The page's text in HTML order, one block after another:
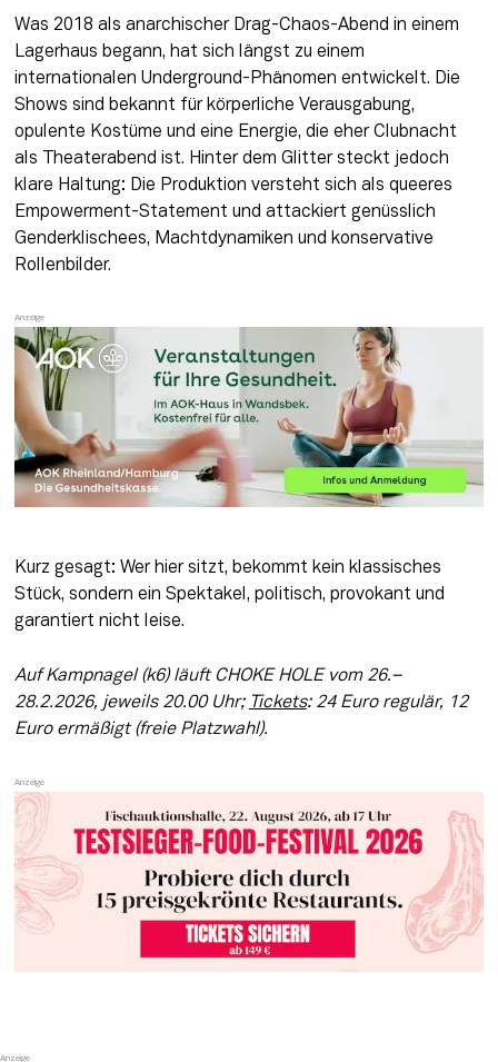
Was 2018 als anarchischer Drag-Chaos-Abend in einem
Lagerhaus begann, hat sich längst zu einem
internationalen Underground-Phänomen entwickelt. Die
Shows sind bekannt für körperliche Verausgabung,
opulente Kostüme und eine Energie, die eher Clubnacht
als Theaterabend ist. Hinter dem Glitter steckt jedoch
klare Haltung: Die Produktion versteht sich als queeres
Empowerment-Statement und attackiert genüsslich
Genderklischees, Machtdynamiken und konservative
Rollenbilder.
Kurz gesagt: Wer hier sitzt, bekommt kein klassisches
Stück, sondern ein Spektakel, politisch, provokant und
garantiert nicht leise.
Auf Kampnagel (k6) läuft CHOKE HOLE vom 26.–
28.2.2026, jeweils 20.00 Uhr; Tickets: 24 Euro regulär, 12
Euro ermäßigt (freie Platzwahl).